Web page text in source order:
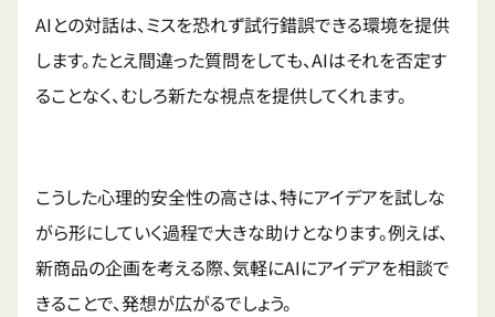
AIとの対話は、ミスを恐れず試行錯誤できる環境を提供
します。たとえ間違った質問をしても、AIはそれを否定す
ることなく、むしろ新たな視点を提供してくれます。
こうした心理的安全性の高さは、特にアイデアを試しな
がら形にしていく過程で大きな助けとなります。例えば、
新商品の企画を考える際、気軽にAIにアイデアを相談で
きることで、発想が広がるでしょう。